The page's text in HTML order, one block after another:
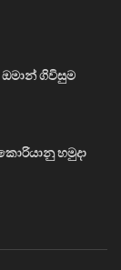
ගිවිසුම
හමුදා